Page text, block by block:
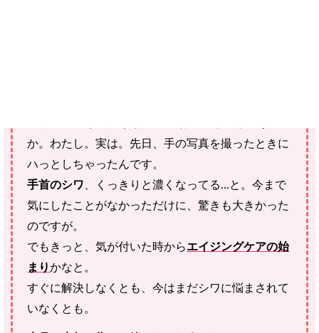
か。わたし。実は。先日、手の写真を撮ったときに
ハっとしちゃったんです。
手首のシワ
くっきりと濃くなってる…と。今まで
気にしたことがなかっただけに、驚きも大きかった
のですが。
でもきっと、気が付いた時からエイジングケアの始
まりかなと。
すぐに解決しなくとも、今はまだシワに悩まされて
いなくとも。